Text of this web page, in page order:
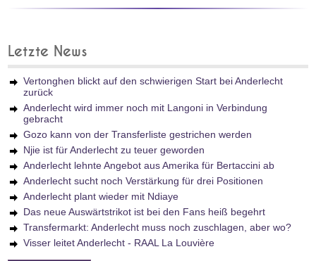
Letzte News
Vertonghen blickt auf den schwierigen Start bei Anderlecht
zurück
Anderlecht wird immer noch mit Langoni in Verbindung
gebracht
Gozo kann von der Transferliste gestrichen werden
Njie ist für Anderlecht zu teuer geworden
Anderlecht lehnte Angebot aus Amerika für Bertaccini ab
Anderlecht sucht noch Verstärkung für drei Positionen
Anderlecht plant wieder mit Ndiaye
Das neue Auswärtstrikot ist bei den Fans heiß begehrt
Transfermarkt: Anderlecht muss noch zuschlagen, aber wo?
Visser leitet Anderlecht - RAAL La Louvière